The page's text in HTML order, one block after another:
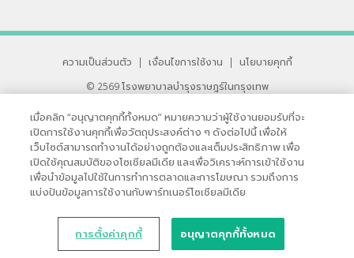
ความเป็นส่วนตัว | เงื่อนไขการใช้งาน |
นโยบายคุกกี้
© 2569 โรงพยาบาลบำรุงราษฎร์ในกรุงเทพ
33 สุขุมวิท ซอย 3 เขตวัฒนา กรุงเทพ 10110 ประเทศไทย
หากท่านมีข้อคิดเห็นหรือปัญหาในการใช้เว็บไซต์ของเรา
เมื่อคลิก “อนุญาตคุกกี้ทั้งหมด” หมายความว่าผู้ใช้งานยอมรับที่จะ
เปิดการใช้งานคุกกี้เพื่อวัตถุประสงค์ต่าง ๆ ดังต่อไปนี้ เพื่อให้
เว็บไซต์สามารถทำงานได้อย่างถูกต้องและเต็มประสิทธิภาพ เพื่อ
เปิดใช้คุณสมบัติของโซเชียลมีเดีย และเพื่อวิเคราะห์การเข้าใช้งาน
เพื่อนำข้อมูลไปใช้ในการทำการตลาดและการโฆษณา รวมถึงการ
แบ่งปันข้อมูลการใช้งานกับพาร์ทเนอร์โซเชียลมีเดีย
การตั้งค่าคุกกี้ อนุญาตคุกกี้ทั้งหมด